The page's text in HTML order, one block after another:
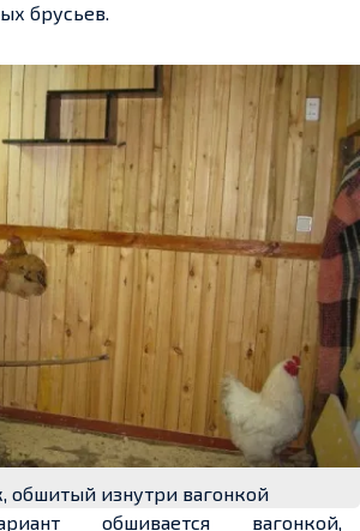
брусьев.
обшитый изнутри вагонкой
обшивается вагонкой,